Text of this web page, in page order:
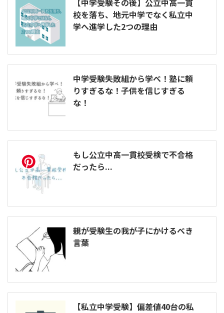
【中学受験その後】公立中高一貫
校を落ち、地元中学でなく私立中
学へ進学した2つの理由
中学受験失敗組から学べ！塾に頼
りすぎるな！子供を信じすぎる
な！
もし公立中高一貫校受検で不合格
だったら...
親が受験生の我が子にかけるべき
言葉
【私立中学受験】偏差値40台の私